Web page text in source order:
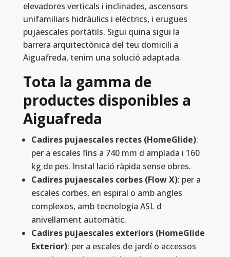
elevadores verticals i inclinades, ascensors
unifamiliars hidràulics i elèctrics, i erugues
pujaescales portàtils. Sigui quina sigui la
barrera arquitectònica del teu domicili a
Aiguafreda, tenim una solució adaptada.
Tota la gamma de
productes disponibles a
Aiguafreda
Cadires pujaescales rectes (HomeGlide):
per a escales fins a 740 mm d amplada i 160
kg de pes. Instal lació ràpida sense obres.
Cadires pujaescales corbes (Flow X): per a
escales corbes, en espiral o amb angles
complexos, amb tecnologia ASL d
anivellament automàtic.
Cadires pujaescales exteriors (HomeGlide
Exterior): per a escales de jardí o accessos